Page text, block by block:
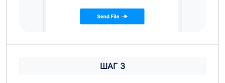
ШАГ 3